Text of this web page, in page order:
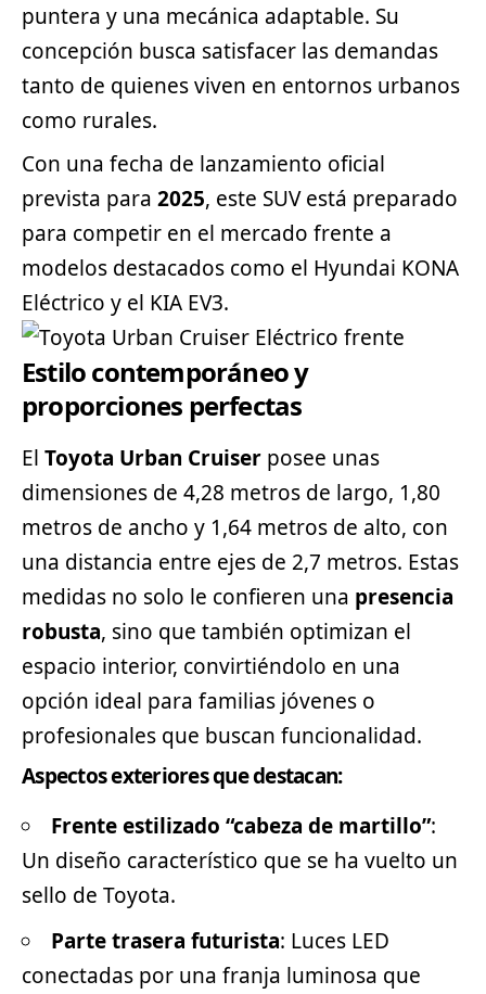
puntera y una mecánica adaptable. Su
concepción busca satisfacer las demandas
tanto de quienes viven en entornos urbanos
como rurales.
Con una fecha de lanzamiento oficial
prevista para 2025, este SUV está preparado
para competir en el mercado frente a
modelos destacados como el Hyundai KONA
Eléctrico y el KIA EV3.
Estilo contemporáneo y
proporciones perfectas
El Toyota Urban Cruiser posee unas
dimensiones de 4,28 metros de largo, 1,80
metros de ancho y 1,64 metros de alto, con
una distancia entre ejes de 2,7 metros. Estas
medidas no solo le confieren una presencia
robusta, sino que también optimizan el
espacio interior, convirtiéndolo en una
opción ideal para familias jóvenes o
profesionales que buscan funcionalidad.
Aspectos exteriores que destacan:
Frente estilizado “cabeza de martillo”:
Un diseño característico que se ha vuelto un
sello de Toyota.
Parte trasera futurista: Luces LED
conectadas por una franja luminosa que